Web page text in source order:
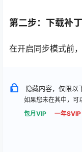
第二步：下载补
在开启同步模式前
隐藏内容，仅限以
如果您未在其中，可
包月VIP
一年SVIP